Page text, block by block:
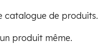
catalogue de produits.
produit même.